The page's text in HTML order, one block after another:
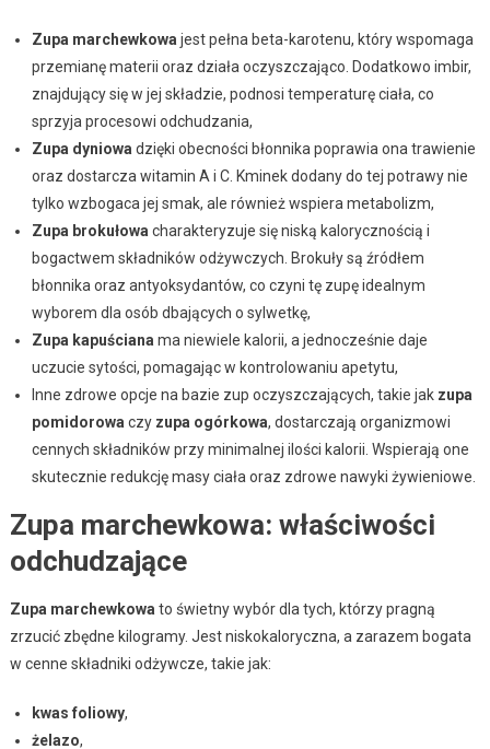
Zupa marchewkowa jest pełna beta-karotenu, który wspomaga
przemianę materii oraz działa oczyszczająco. Dodatkowo imbir,
znajdujący się w jej składzie, podnosi temperaturę ciała, co
sprzyja procesowi odchudzania,
Zupa dyniowa dzięki obecności błonnika poprawia ona trawienie
oraz dostarcza witamin A i C. Kminek dodany do tej potrawy nie
tylko wzbogaca jej smak, ale również wspiera metabolizm,
Zupa brokułowa charakteryzuje się niską kalorycznością i
bogactwem składników odżywczych. Brokuły są źródłem
błonnika oraz antyoksydantów, co czyni tę zupę idealnym
wyborem dla osób dbających o sylwetkę,
Zupa kapuściana ma niewiele kalorii, a jednocześnie daje
uczucie sytości, pomagając w kontrolowaniu apetytu,
Inne zdrowe opcje na bazie zup oczyszczających, takie jak zupa
pomidorowa czy zupa ogórkowa, dostarczają organizmowi
cennych składników przy minimalnej ilości kalorii. Wspierają one
skutecznie redukcję masy ciała oraz zdrowe nawyki żywieniowe.
Zupa marchewkowa: właściwości
odchudzające
Zupa marchewkowa to świetny wybór dla tych, którzy pragną
zrzucić zbędne kilogramy. Jest niskokaloryczna, a zarazem bogata
w cenne składniki odżywcze, takie jak:
kwas foliowy,
żelazo,